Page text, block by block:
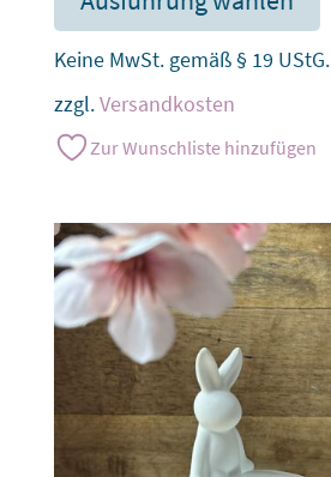
Keine MwSt. gemäß § 19 UStG.
zzgl.Versandkosten
Zur Wunschliste hinzufügen